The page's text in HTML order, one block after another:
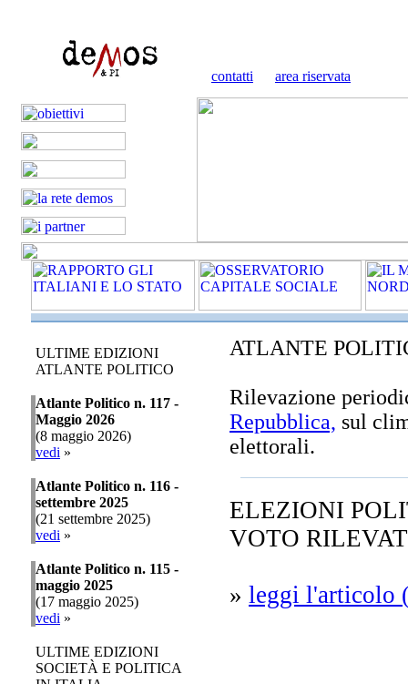
contatti area riservata
ULTIME EDIZIONI
ATLANTE POLITICO
Atlante Politico n. 117 -
Maggio 2026
(8 maggio 2026)
vedi »
Atlante Politico n. 116 -
settembre 2025
(21 settembre 2025)
vedi »
Atlante Politico n. 115 -
maggio 2025
(17 maggio 2025)
vedi »
ULTIME EDIZIONI
SOCIETÀ E POLITICA
ATLANTE
Rilevazione
Repubblica, sul
elettorali.
ELEZIONI
VOTO
» leggi l'articolo